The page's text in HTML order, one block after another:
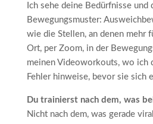
Ich sehe deine Bedürfnisse und
Bewegungsmuster:
wie die Stellen, an denen mehr
Ort, per Zoom, in der
meinen Videoworkouts, wo ich
Fehler hinweise, bevor sie sich
Du trainierst nach dem, was
Nicht nach dem, was gerade